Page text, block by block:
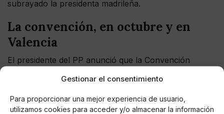
Gestionar el consentimiento
Para proporcionar una mejor experiencia de usuario,
utilizamos cookies para acceder y/o almacenar la información
subrayado la presidenta madrileña.
La convención, en octubre y en
Valencia
El presidente del PP anunció que la Convención
octubre en Valencia bajo el lema "Creemos". Con esta
decisión, el principal partido conservador busca
relanzar su estrategia política con el objetivo de